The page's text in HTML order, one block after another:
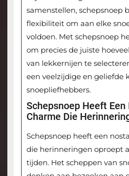
samenstellen, schepsnoep
flexibiliteit om aan elke
voldoen. Met schepsnoep
om precies de juiste
van lekkernijen te
een veelzijdige en geliefde
snoepliefhebbers.
Schepsnoep Heeft
Charme Die
Schepsnoep heeft een
die herinneringen oproept
tijden. Het scheppen van